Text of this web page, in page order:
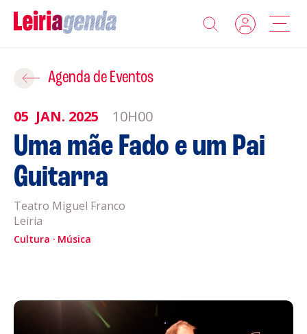
Agenda
Sobre a Leiriagenda
Promotores
Clubes Desportivos
Contactos
Política de Cookies
Agenda de Eventos
05 JAN. 2025 10H00
Uma mãe Fado e um Pai
Guitarra
Teatro Miguel Franco
Leiria
Cultura Música
Adicionar ao Roteiro
ROTEIROS EXISTENTES
CRIAR NOVO